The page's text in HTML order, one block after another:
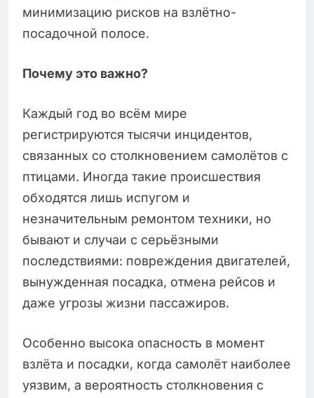
минимизацию рисков на взлётно-
посадочной полосе.
Почему это важно?
Каждый год во всём мире
регистрируются тысячи инцидентов,
связанных со столкновением самолётов с
птицами. Иногда такие происшествия
обходятся лишь испугом и
незначительным ремонтом техники, но
бывают и случаи с серьёзными
последствиями: повреждения двигателей,
вынужденная посадка, отмена рейсов и
даже угрозы жизни пассажиров.
Особенно высока опасность в момент
взлёта и посадки, когда самолёт наиболее
уязвим, а вероятность столкновения с